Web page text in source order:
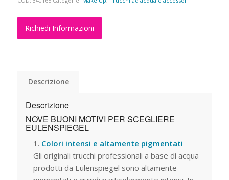
Richiedi Informazioni
Descrizione
Descrizione
NOVE BUONI MOTIVI PER SCEGLIERE
EULENSPIEGEL
Colori intensi e altamente pigmentati
Gli originali trucchi professionali a base di acqua
prodotti da Eulenspiegel sono altamente